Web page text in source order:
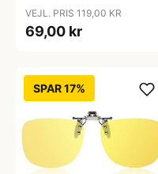
VEJL. PRIS 119,00 KR
69,00 kr
SPAR 17%